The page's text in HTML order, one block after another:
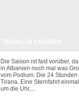
Die Saison ist fast vorüber,
in Albanien noch mal was
vom Podium: Die 24 Stunden
Tirana. Eine Sternfahrt
um die Uhr,...